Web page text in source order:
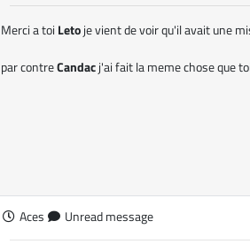
Merci a toi Letoje vient de voir qu'il avait une
par contreCandacj'ai fait la meme chose que
Aces Unread message